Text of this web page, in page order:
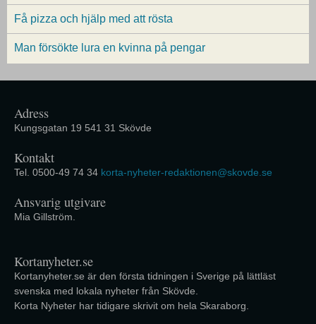
Få pizza och hjälp med att rösta
Man försökte lura en kvinna på pengar
Adress
Kungsgatan 19 541 31 Skövde
Kontakt
Tel. 0500-49 74 34 korta-nyheter-redaktionen@skovde.se
Ansvarig utgivare
Mia Gillström.
Kortanyheter.se
Kortanyheter.se är den första tidningen i Sverige på lättläst
svenska med lokala nyheter från Skövde.
Korta Nyheter har tidigare skrivit om hela Skaraborg.